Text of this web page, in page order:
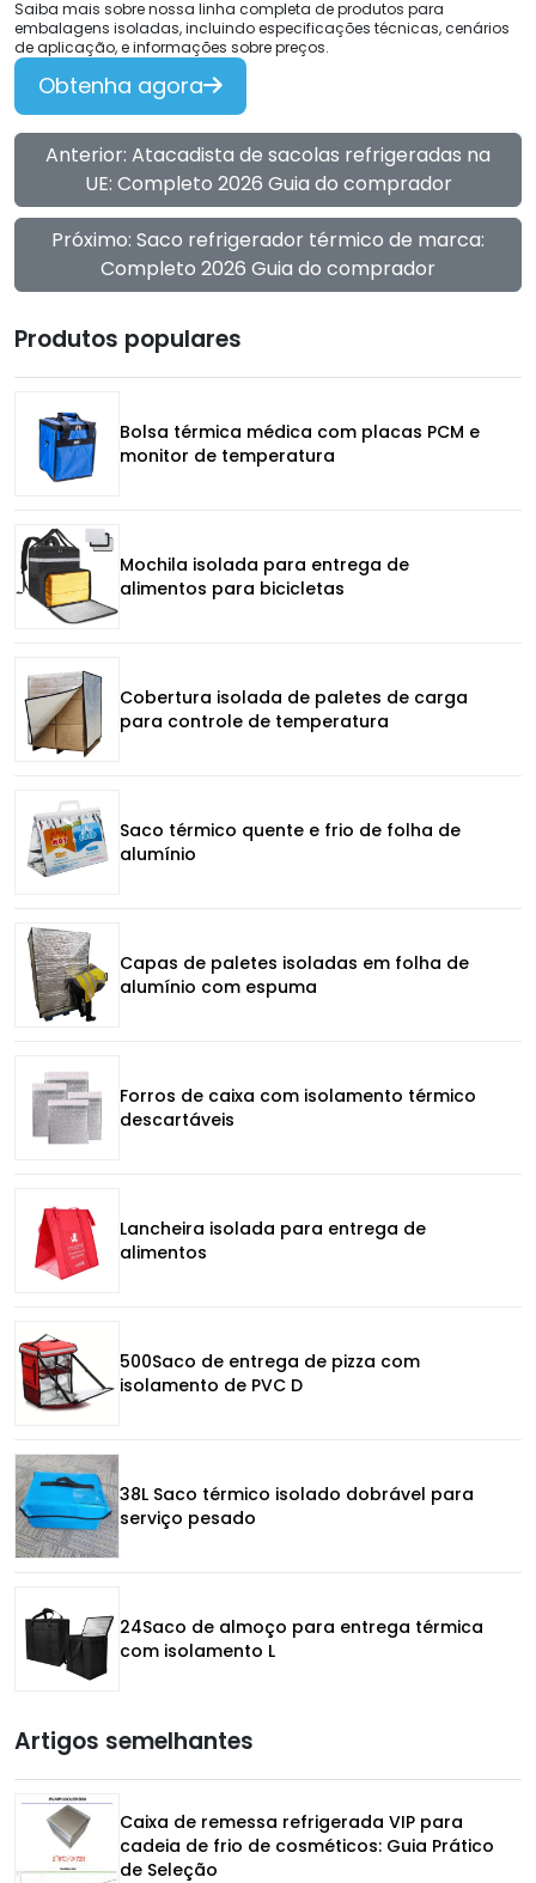
Saiba mais sobre nossa linha completa de produtos para
embalagens isoladas, incluindo especificações técnicas, cenários
de aplicação, e informações sobre preços.
Obtenha agora
Anterior: Atacadista de sacolas refrigeradas na
UE: Completo 2026 Guia do comprador
Próximo: Saco refrigerador térmico de marca:
Completo 2026 Guia do comprador
Produtos populares
Bolsa térmica médica com placas PCM e
monitor de temperatura
Mochila isolada para entrega de
alimentos para bicicletas
Cobertura isolada de paletes de carga
para controle de temperatura
Saco térmico quente e frio de folha de
alumínio
Capas de paletes isoladas em folha de
alumínio com espuma
Forros de caixa com isolamento térmico
descartáveis
Lancheira isolada para entrega de
alimentos
500Saco de entrega de pizza com
isolamento de PVC D
38L Saco térmico isolado dobrável para
serviço pesado
24Saco de almoço para entrega térmica
com isolamento L
Artigos semelhantes
Caixa de remessa refrigerada VIP para
cadeia de frio de cosméticos: Guia Prático
de Seleção